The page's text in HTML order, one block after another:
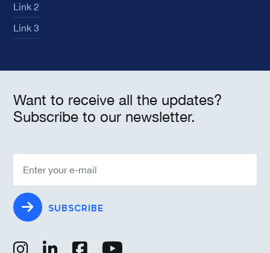
Link 2
Link 3
Want to receive all the updates?
Subscribe to our newsletter.
SUBSCRIBE